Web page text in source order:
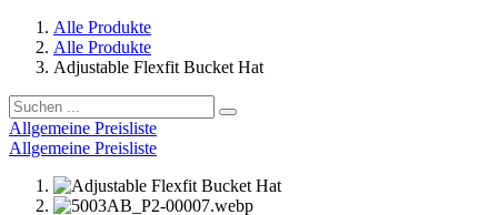
Alle Produkte
Alle Produkte
Adjustable Flexfit Bucket Hat
Allgemeine Preisliste
Allgemeine Preisliste